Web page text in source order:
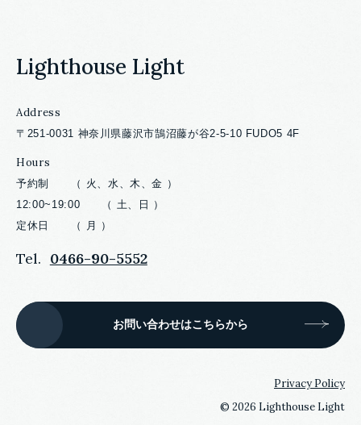
Lighthouse Light
Privacy Policy
© 2026 Lighthouse Light
Address
〒251-0031 神奈川県藤沢市鵠沼藤が谷2-5-10 FUDO5 4F
Hours
予約制 （ 火、水、木、金 ）
12:00~19:00 （ 土、日 ）
定休日 （ 月 ）
Tel. 0466-90-5552
お問い合わせはこちらから